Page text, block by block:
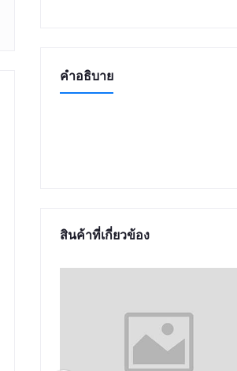
คำอธิบาย
สินค้าที่เกี่ยวข้อง